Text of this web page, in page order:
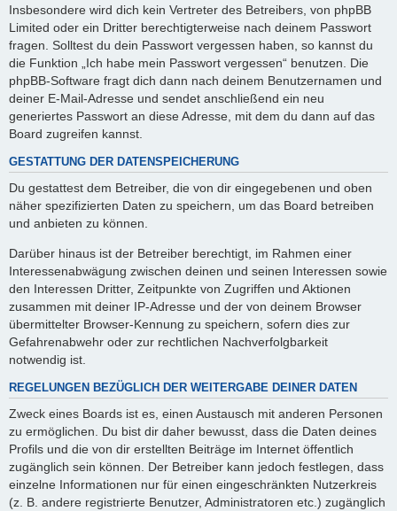
Insbesondere wird dich kein Vertreter des Betreibers, von phpBB
Limited oder ein Dritter berechtigterweise nach deinem Passwort
fragen. Solltest du dein Passwort vergessen haben, so kannst du
die Funktion „Ich habe mein Passwort vergessen“ benutzen. Die
phpBB-Software fragt dich dann nach deinem Benutzernamen und
deiner E-Mail-Adresse und sendet anschließend ein neu
generiertes Passwort an diese Adresse, mit dem du dann auf das
Board zugreifen kannst.
GESTATTUNG DER DATENSPEICHERUNG
Du gestattest dem Betreiber, die von dir eingegebenen und oben
näher spezifizierten Daten zu speichern, um das Board betreiben
und anbieten zu können.
Darüber hinaus ist der Betreiber berechtigt, im Rahmen einer
Interessenabwägung zwischen deinen und seinen Interessen sowie
den Interessen Dritter, Zeitpunkte von Zugriffen und Aktionen
zusammen mit deiner IP-Adresse und der von deinem Browser
übermittelter Browser-Kennung zu speichern, sofern dies zur
Gefahrenabwehr oder zur rechtlichen Nachverfolgbarkeit
notwendig ist.
REGELUNGEN BEZÜGLICH DER WEITERGABE DEINER DATEN
Zweck eines Boards ist es, einen Austausch mit anderen Personen
zu ermöglichen. Du bist dir daher bewusst, dass die Daten deines
Profils und die von dir erstellten Beiträge im Internet öffentlich
zugänglich sein können. Der Betreiber kann jedoch festlegen, dass
einzelne Informationen nur für einen eingeschränkten Nutzerkreis
(z. B. andere registrierte Benutzer, Administratoren etc.) zugänglich